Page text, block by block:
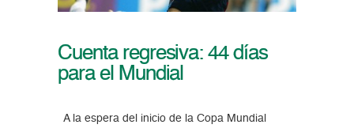
Cuenta regresiva: 44 días
para el Mundial
A la espera del inicio de la Copa Mundial